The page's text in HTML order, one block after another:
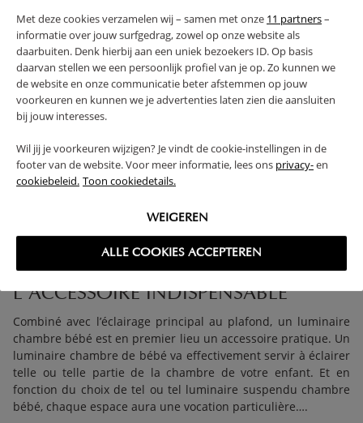
Met deze cookies verzamelen wij – samen met onze 11 partners–
informatie over jouw surfgedrag, zowel op onze website als
daarbuiten. Denk hierbij aan een uniek bezoekers ID. Op basis
daarvan stellen we een persoonlijk profiel van je op. Zo kunnen we
de website en onze communicatie beter afstemmen op jouw
voorkeuren en kunnen we je advertenties laten zien die aansluiten
bij jouw interesses.
Wil jij je voorkeuren wijzigen? Je vindt de cookie-instellingen in de
footer van de website. Voor meer informatie, lees ons privacy-en
cookiebeleid. Toon cookiedetails.
WEIGEREN
ALLE COOKIES ACCEPTEREN
GUIRLANDE MURALE LUMINEUSE
POUR ENFANT LED | PETITE
24,
1 - 5 sur 5 résultats
LUMINAIRE CHAMBRE BÉBÉ :
L’ACCESSOIRE INDISPENSABLE
Combiné avec l’éclairage principal au plafond, un luminaire
chambre bébé est en premier lieu un accessoire pratique. Un
luminaire chambre de bébé va effectivement servir à éclairer
telle ou telle partie de la chambre de votre enfant. Et en
fonction du choix de tel ou tel luminaire suspendu chambre
bébé, chaque espace aura une vocation particulière….